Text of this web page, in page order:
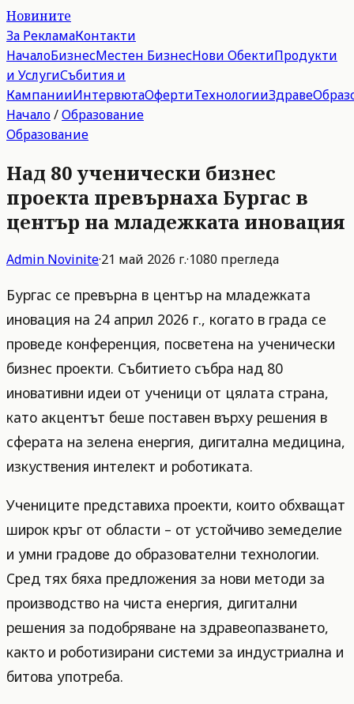
Новините
За РекламаКонтакти
НачалоБизнесМестен БизнесНови ОбектиПродукти
и УслугиСъбития и
КампанииИнтервютаОфертиТехнологииЗдраве
Начало/Образование
Образование
Над 80 ученически бизнес
проекта превърнаха Бургас в
център на младежката иновация
Admin Novinite·21 май 2026 г.·1080 прегледа
Бургас се превърна в център на младежката
иновация на 24 април 2026 г., когато в града се
проведе конференция, посветена на ученически
бизнес проекти. Събитието събра над 80
иновативни идеи от ученици от цялата страна,
като акцентът беше поставен върху решения в
сферата на зелена енергия, дигитална медицина,
изкуствения интелект и роботиката.
Учениците представиха проекти, които обхващат
широк кръг от области – от устойчиво земеделие
и умни градове до образователни технологии.
Сред тях бяха предложения за нови методи за
производство на чиста енергия, дигитални
решения за подобряване на здравеопазването,
както и роботизирани системи за индустриална и
битова употреба.